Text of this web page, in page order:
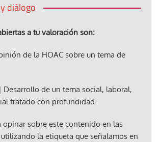
diálogo
a tu valoración son:
de la HOAC sobre un tema de
| Desarrollo de un tema social, laboral,
tratado con profundidad.
opinar sobre este contenido en las
utilizando la etiqueta que señalamos en